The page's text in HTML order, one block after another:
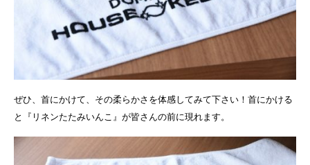
ぜひ、首にかけて、その柔らかさを体感してみて下さい！首にかける
と『リネンたたみいんこ』が皆さんの前に現れます。